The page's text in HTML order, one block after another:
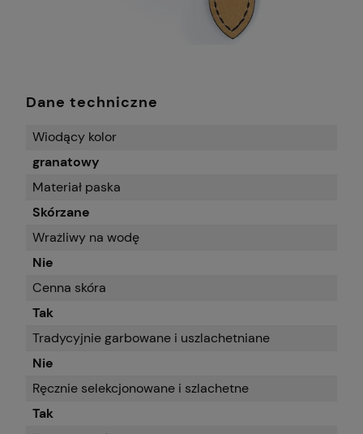
Dane techniczne
Wiodący kolor
granatowy
Materiał paska
Skórzane
Wrażliwy na wodę
Nie
Cenna skóra
Tak
Tradycyjnie garbowane i uszlachetniane
Nie
Ręcznie selekcjonowane i szlachetne
Tak